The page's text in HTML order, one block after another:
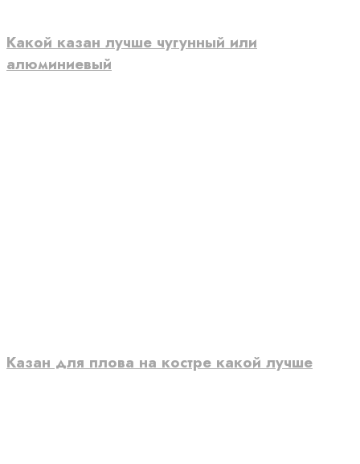
Какой казан лучше чугунный или
алюминиевый
Казан для плова на костре какой лучше